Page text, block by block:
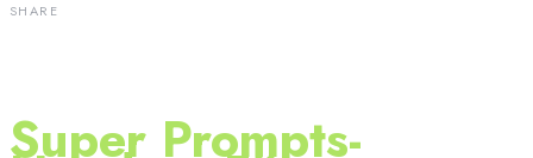
SHARE
Super Prompts-